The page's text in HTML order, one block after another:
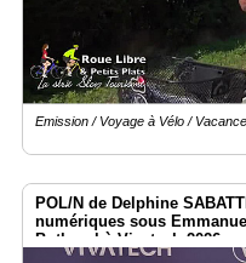
Médias
Blogs
Inscription
annuaire
Emission / Voyage à Vélo /
POL/N de Delphine
numériques sous
Bothorel à Vivatech 2026